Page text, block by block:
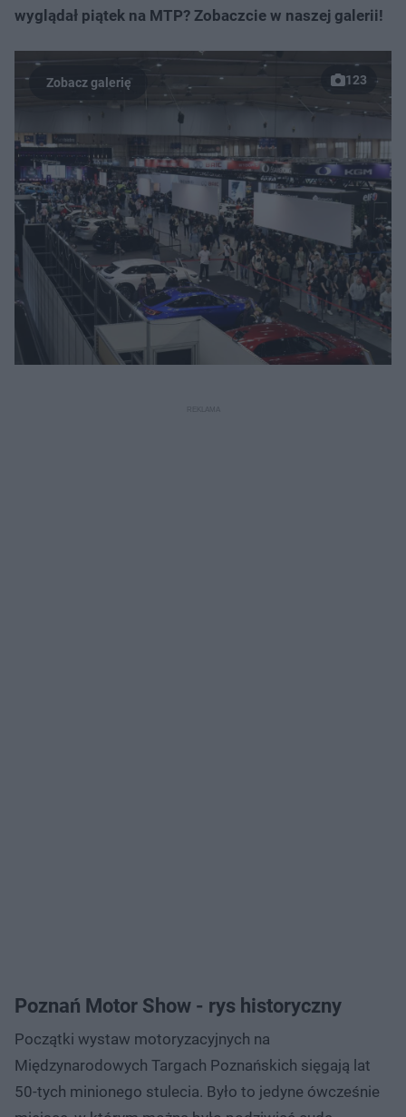
wyglądał piątek na MTP? Zobaczcie w naszej galerii!
123
Poznań Motor Show - rys historyczny
Początki wystaw motoryzacyjnych na
Międzynarodowych Targach Poznańskich sięgają lat
50-tych minionego stulecia. Było to jedyne ówcześnie